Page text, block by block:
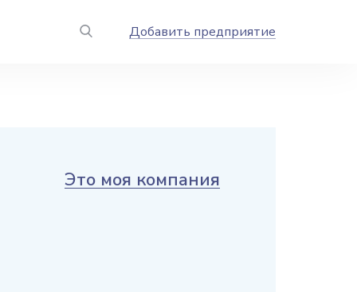
Добавить предприятие
Это моя компания